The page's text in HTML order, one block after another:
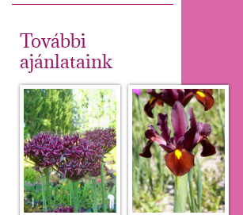
További
ajánlataink